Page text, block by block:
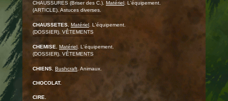
CHAUSSURES (Briser des C.). Matériel . L'équipement.
(ARTICLE). Astuces diverses.
CHAUSSETES. Matériel . L'équipement.
(DOSSIER). VÊTEMENTS
CHEMISE. Matériel . L'équipement.
(DOSSIER). VÊTEMENTS
CHIENS. Bushcraft . Animaux.
CHOCOLAT.
CIRE.